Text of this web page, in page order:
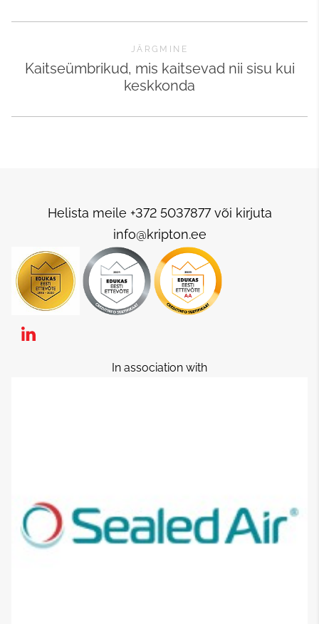
JÄRGMINE
Kaitseümbrikud, mis kaitsevad nii sisu kui
keskkonda
Helista meile +372 5037877 või kirjuta
info@kripton.ee
In association with